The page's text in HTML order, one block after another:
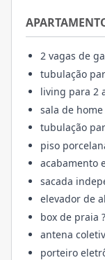
2 vagas de
tubulação
living para 2
sala de
tubulação
piso
acabamento
sacada
elevador de
box de praia
antena
porteiro